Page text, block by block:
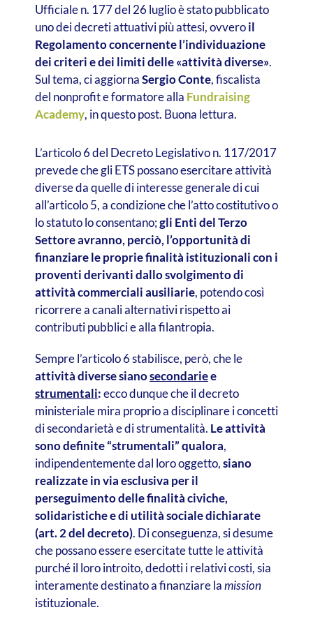
Ufficiale n. 177 del 26 luglio è stato pubblicato
uno dei decreti attuativi più attesi, ovveroil
Regolamento concernente l’individuazione
dei criteri e dei limiti delle «attività diverse».
Sul tema, ci aggiornaSergio Conte, fiscalista
del nonprofit e formatore alla Fundraising
Academy, in questo post. Buona lettura.
L’articolo 6 del Decreto Legislativo n. 117/2017
prevede che gli ETS possano esercitare attività
diverse da quelle di interesse generale di cui
all’articolo 5, a condizione che l’atto costitutivo o
lo statuto lo consentano;gli Enti del Terzo
Settore avranno, perciò, l’opportunità di
finanziare le proprie finalità istituzionali con i
proventi derivanti dallo svolgimento di
attività commerciali ausiliarie, potendo così
ricorrere a canali alternativi rispetto ai
contributi pubblici e alla filantropia.
Sempre l’articolo 6 stabilisce, però, che le
attività diverse sianosecondariee
strumentali:ecco dunque che il decreto
ministeriale mira proprio a disciplinare i concetti
di secondarietà e di strumentalità. Le attività
sono definite “strumentali” qualora,
indipendentemente dal loro oggetto,siano
realizzate in via esclusiva per il
perseguimento delle finalità civiche,
solidaristiche e di utilità sociale dichiarate
(art. 2 del decreto). Di conseguenza, si desume
che possano essere esercitate tutte le attività
purché il loro introito, dedotti i relativi costi, sia
interamente destinato a finanziare lamission
istituzionale.